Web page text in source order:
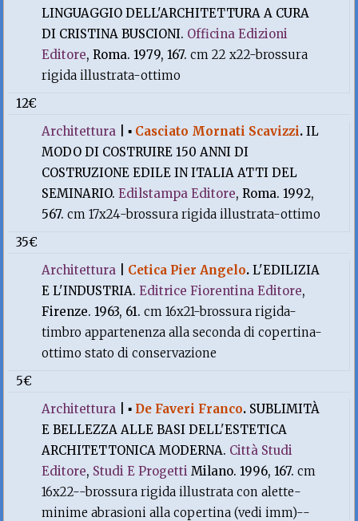
LINGUAGGIO DELL'ARCHITETTURA A CURA
DI CRISTINA BUSCIONI. Officina Edizioni
Editore, Roma. 1979, 167.cm 22 x22-brossura
rigida illustrata-ottimo
12€
Architettura |▪ Casciato Mornati Scavizzi.IL
MODO DI COSTRUIRE 150 ANNI DI
COSTRUZIONE EDILE IN ITALIA ATTI DEL
SEMINARIO.Edilstampa Editore, Roma. 1992,
567.cm 17x24-brossura rigida illustrata-ottimo
35€
Architettura
Cetica Pier Angelo.L'EDILIZIA
E L'INDUSTRIA.Editrice Fiorentina Editore,
Firenze. 1963, 61.cm 16x21-brossura rigida-
timbro appartenenza alla seconda di copertina-
ottimo stato di conservazione
5€
Architettura |▪ De Faveri Franco. SUBLIMITÀ
E BELLEZZA ALLE BASI DELL'ESTETICA
ARCHITETTONICA MODERNA. Città Studi
Editore, Studi E Progetti Milano. 1996, 167.cm
16x22--brossura rigida illustrata con alette-
minime abrasioni alla copertina (vedi imm)--